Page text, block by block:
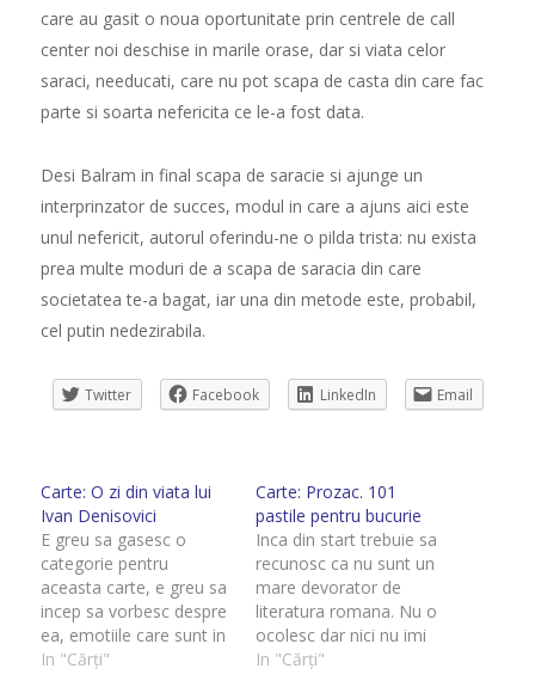
care au gasit o noua oportunitate prin centrele de call
center noi deschise in marile orase, dar si viata celor
saraci, needucati, care nu pot scapa de casta din care fac
parte si soarta nefericita ce le-a fost data.
Desi Balram in final scapa de saracie si ajunge un
interprinzator de succes, modul in care a ajuns aici este
unul nefericit, autorul oferindu-ne o pilda trista: nu exista
prea multe moduri de a scapa de saracia din care
societatea te-a bagat, iar una din metode este, probabil,
cel putin nedezirabila.
Twitter Facebook LinkedIn Email
Carte: O zi din viata lui
Ivan Denisovici
E greu sa gasesc o
categorie pentru
aceasta carte, e greu sa
incep sa vorbesc despre
ea, emotiile care sunt in
roman si emotiile pe
In "Cărți"
Carte: Prozac. 101
pastile pentru bucurie
Inca din start trebuie sa
recunosc ca nu sunt un
mare devorator de
literatura romana. Nu o
ocolesc dar nici nu imi
vine sa ma uit printre
In "Cărți"